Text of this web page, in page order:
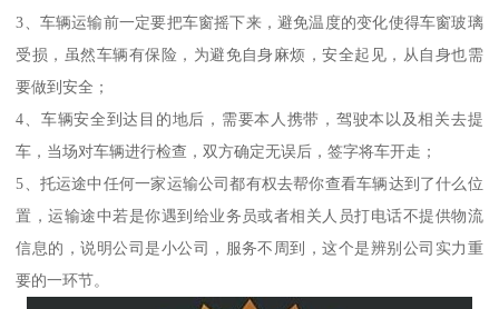
3、车辆运输前一定要把车窗摇下来，避免温度的变化使得车窗玻璃
受损，虽然车辆有保险，为避免自身麻烦，安全起见，从自身也需
要做到安全；
4、车辆安全到达目的地后，需要本人携带，驾驶本以及相关去提
车，当场对车辆进行检查，双方确定无误后，签字将车开走；
5、托运途中任何一家运输公司都有权去帮你查看车辆达到了什么位
置，运输途中若是你遇到给业务员或者相关人员打电话不提供物流
信息的，说明公司是小公司，服务不周到，这个是辨别公司实力重
要的一环节。